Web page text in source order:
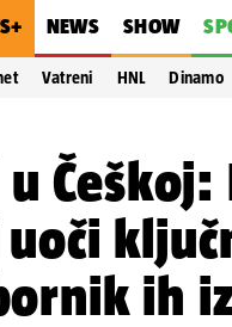
NEWS SHOW
Vatreni HNL Dinamo
Češkoj:
ih